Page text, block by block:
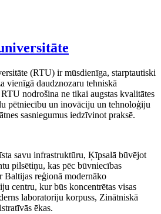
(RTU) ir mūsdienīga, starptautiski
vienīgā daudznozaru tehniskā
nodrošina ne tikai augstas kvalitātes
pētniecību un inovāciju un tehnoloģiju
sasniegumus iedzīvinot praksē.
savu infrastruktūru, Ķīpsalā būvējot
pilsētiņu, kas pēc būvniecības
Baltijas reģionā modernāko
centru, kur būs koncentrētas visas
laboratoriju korpuss, Zinātniskā
ēkas.